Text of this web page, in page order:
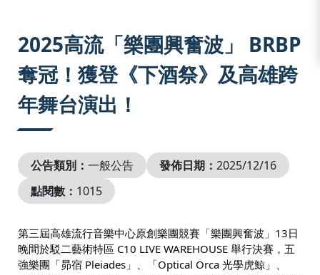
2025高流「樂團興奮波」 BRBP
奪冠！獲登《下酒祭》及高雄跨
年舞台演出！
公告類別： 一般公告 發佈日期： 2025/12/16
點閱數： 1015
第三屆高雄流行音樂中心原創樂團競賽「樂團興奮波」13日
晚間於駁二藝術特區 C10 LIVE WAREHOUSE 舉行決賽，五
強樂團「昴宿 Pleiades」、「Optical Orca 光學虎鯨」、